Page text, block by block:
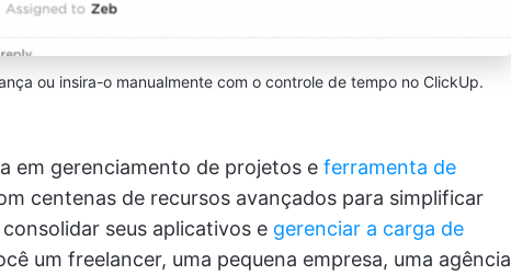
ou insira-o manualmente com o controle de tempo no ClickUp.
em gerenciamento de projetos e ferramenta de
centenas de recursos avançados para simplificar
seus aplicativos e gerenciar a carga de
um freelancer, uma pequena empresa, uma agência